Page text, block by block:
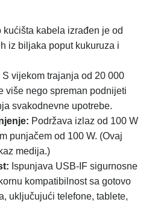
kućišta kabela izrađen je od
iz biljaka poput kukuruza i
S vijekom trajanja od 20 000
više nego spreman podnijeti
svakodnevne upotrebe.
Podržava izlaz od 100 W
punjačem od 100 W. (Ovaj
medija.)
Ispunjava USB-IF sigurnosne
kompatibilnost sa gotovo
uključujući telefone, tablete,